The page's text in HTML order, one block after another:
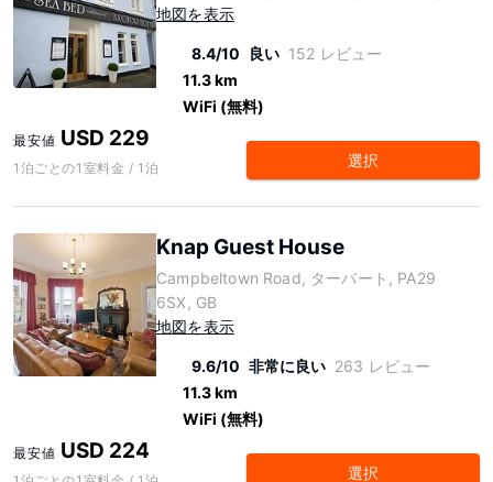
地図を表示
8.4/10 良い 152 レビュー
11.3 km
WiFi (無料)
最安値 USD 229
1泊ごとの1室料金 / 1泊 選択
Knap Guest House
Campbeltown Road, ターバート, PA29
6SX, GB
地図を表示
9.6/10 非常に良い 263 レビュー
11.3 km
WiFi (無料)
最安値 USD 224
選択